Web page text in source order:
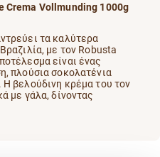
Crema Vollmunding 1000g
τα καλύτερα
με τον Robusta
είναι ένας
πλούσια σοκολατένια
Η βελούδινη κρέμα του τον
με γάλα, δίνοντας